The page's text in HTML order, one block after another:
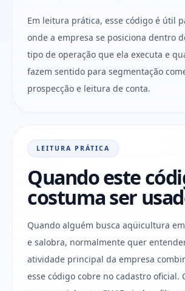
Em leitura prática, esse código é útil
onde a empresa se posiciona dentro
tipo de operação que ela executa e
fazem sentido para segmentação
prospecção e leitura de conta.
LEITURA PRÁTICA
Quando este
costuma ser
Quando alguém busca aqüicultura
e salobra, normalmente quer
atividade principal da empresa
esse código cobre no cadastro oficial.